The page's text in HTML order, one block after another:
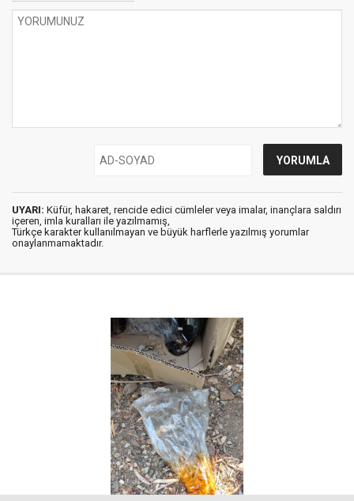
UYARI: Küfür, hakaret, rencide edici cümleler veya imalar, inançlara saldırı
içeren, imla kuralları ile yazılmamış,
Türkçe karakter kullanılmayan ve büyük harflerle yazılmış yorumlar
onaylanmamaktadır.